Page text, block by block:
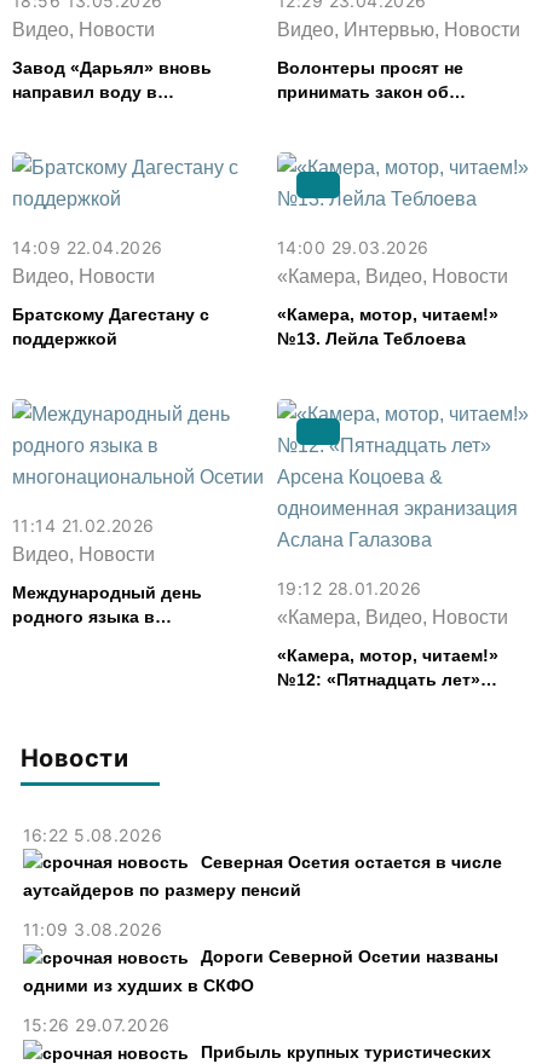
Новости
16:22 5.08.2026
Северная Осетия остается в числе
аутсайдеров по размеру пенсий
11:09 3.08.2026
Дороги Северной Осетии названы
одними из худших в СКФО
15:26 29.07.2026
Прибыль крупных туристических
Видео, Новости
Завод «Дарьял» вновь
направил воду в
Видео, Интервью, Новости
Волонтеры просят не
принимать закон об
14:09 22.04.2026
Видео, Новости
Братскому Дагестану с
поддержкой
14:00 29.03.2026
«Камера, Видео, Новости
«Камера, мотор, читаем!»
№13. Лейла Теблоева
11:14 21.02.2026
Видео, Новости
Международный день
родного языка в
19:12 28.01.2026
«Камера, Видео, Новости
«Камера, мотор, читаем!»
№12: «Пятнадцать лет»